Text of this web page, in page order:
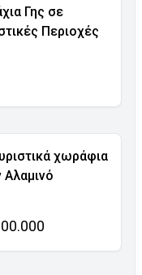
Γης σε
Περιοχές
χωράφια
Αλαμινό